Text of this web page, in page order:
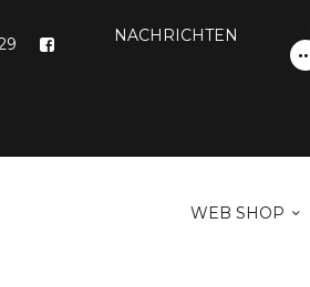
NACHRICHTEN
WEB SHOP
GALERIE